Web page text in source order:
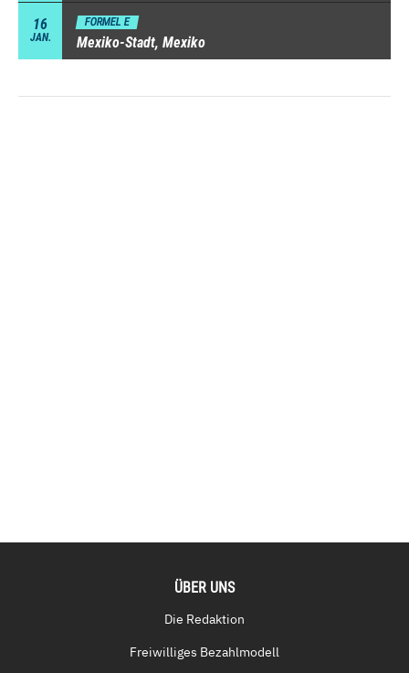
16
JAN.
FORMEL E
Mexiko-Stadt, Mexiko
ÜBER UNS
Die Redaktion
Freiwilliges Bezahlmodell